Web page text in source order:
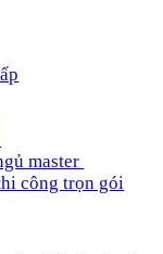
master
công trọn gói